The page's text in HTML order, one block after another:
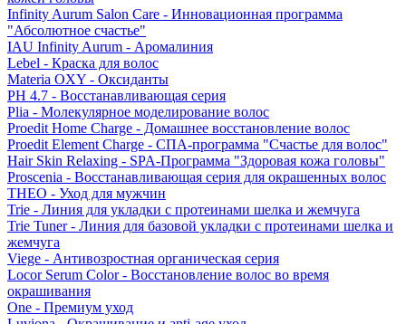
Infinity Aurum Salon Care - Инновационная программа
"Абсолютное счастье"
IAU Infinity Aurum - Аромалиния
Lebel - Краска для волос
Materia OXY - Оксиданты
PH 4.7 - Восстанавливающая серия
Plia - Молекулярное моделирование волос
Proedit Home Charge - Домашнее восстановление волос
Proedit Element Charge - СПА-программа "Счастье для волос"
Hair Skin Relaxing - SPA-Программа "Здоровая кожа головы"
Proscenia - Восстанавливающая серия для окрашенных волос
THEO - Уход для мужчин
Trie - Линия для укладки с протеинами шелка и жемчуга
Trie Tuner - Линия для базовой укладки с протеинами шелка и
жемчуга
Viege - Антивозростная органическая серия
Locor Serum Color - Восстановление волос во время
окрашивания
One - Премиум уход